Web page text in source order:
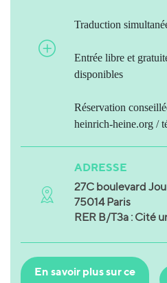
Traduction
Entrée libre et
disponibles
Réservation
heinrich-heine.org /
ADRESSE
27C boulevard
75014 Paris
RER B/T3a : Cité
En savoir plus sur ce